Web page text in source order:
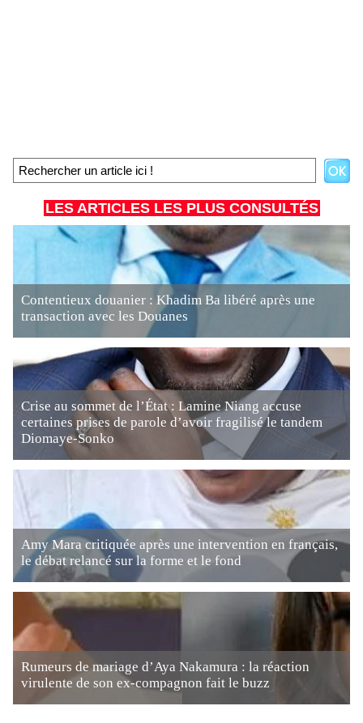
LES ARTICLES LES PLUS CONSULTÉS
Contentieux douanier : Khadim Ba libéré après une
transaction avec les Douanes
Crise au sommet de l’État : Lamine Niang accuse
certaines prises de parole d’avoir fragilisé le tandem
Diomaye-Sonko
Amy Mara critiquée après une intervention en français,
le débat relancé sur la forme et le fond
Rumeurs de mariage d’Aya Nakamura : la réaction
virulente de son ex-compagnon fait le buzz